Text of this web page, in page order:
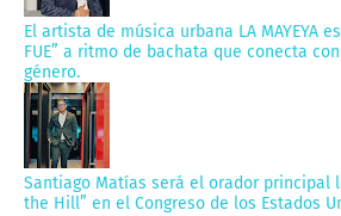
El artista de música urbana LA MAYEYA
FUE” a ritmo de bachata que conecta
género.
Santiago Matías será el orador principal
the Hill” en el Congreso de los Estados